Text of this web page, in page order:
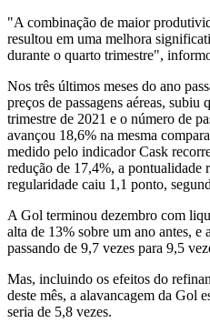
"A combinação de maior
resultou em uma melhora
durante o quarto trimestre",
Nos três últimos meses do ano
preços de passagens aéreas, subiu
trimestre de 2021 e o número de
avançou 18,6% na mesma
medido pelo indicador Cask
redução de 17,4%, a pontualidade
regularidade caiu 1,1 ponto,
A Gol terminou dezembro com
alta de 13% sobre um ano antes, e
passando de 9,7 vezes para 9,5
Mas, incluindo os efeitos do
deste mês, a alavancagem da Gol
seria de 5,8 vezes.